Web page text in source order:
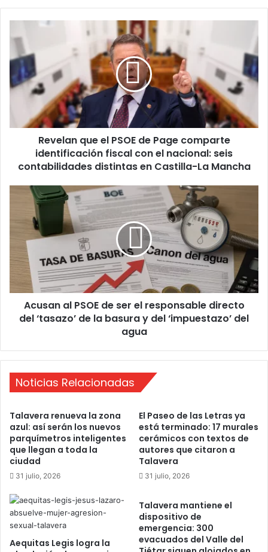
we
b
bo
ok
ra
m
e
e
a
u
a
a
e
d
e
n
t
i
f
c
a
c
i
Revelan que el PSOE de Page comparte
identificación fiscal con el nacional: seis
contabilidades distintas en Castilla-La Mancha
a
P
r
r
e
s
o
n
s
a
b
l
Acusan al PSOE de ser el responsable directo
del ‘tasazo’ de la basura y del ‘impuestazo’ del
agua
Noticias Relacionadas
Talavera renueva la zona
azul: así serán los nuevos
parquímetros inteligentes
que llegan a toda la
ciudad
31 julio, 2026
El Paseo de las Letras ya
está terminado: 17 murales
cerámicos con textos de
autores que citaron a
Talavera
31 julio, 2026
Aequitas Legis logra la
Talavera mantiene el
dispositivo de
emergencia: 300
evacuados del Valle del